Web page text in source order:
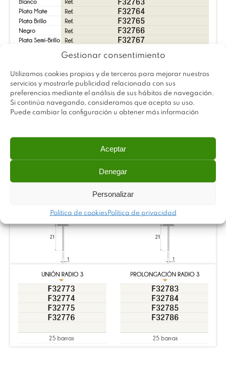
Gestionar consentimiento
Utilizamos cookies propias y de terceros para mejorar nuestros
servicios y mostrarle publicidad relacionada con sus
preferencias mediante el análisis de sus hábitos de navegación.
Si continúa navegando, consideramos que acepta su uso.
Puede cambiar la configuración u obtener más información
Aceptar
Denegar
Personalizar
Política de cookies Política de privacidad